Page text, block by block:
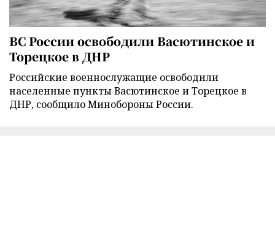
ВС России освободили Васютинское и
Торецкое в ДНР
Российские военнослужащие освободили
населенные пункты Васютинское и Торецкое в
ДНР, сообщило Минобороны России.